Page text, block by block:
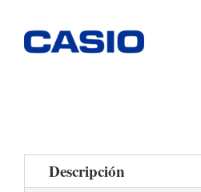
Descripción